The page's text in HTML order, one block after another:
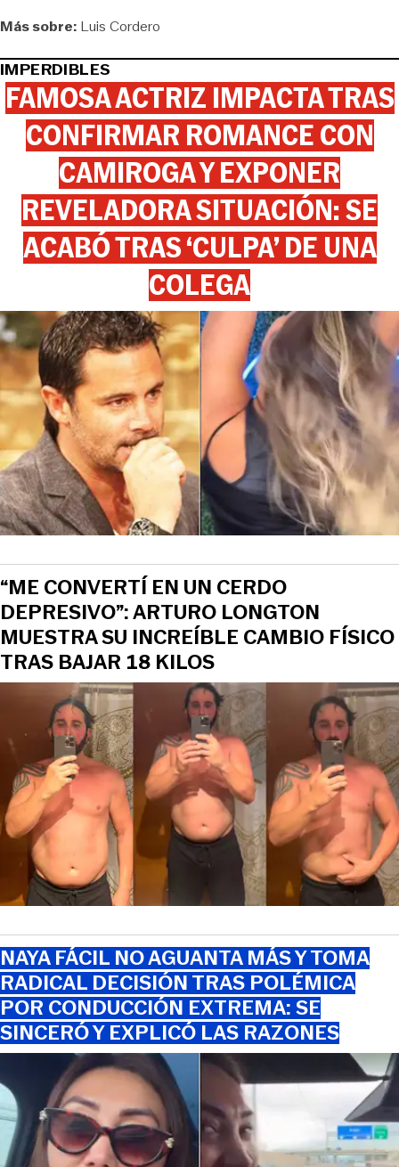
Más sobre: Luis Cordero
IMPERDIBLES
FAMOSA ACTRIZ IMPACTA TRAS
CONFIRMAR ROMANCE CON
CAMIROGA Y EXPONER
REVELADORA SITUACIÓN: SE
ACABÓ TRAS ‘CULPA’ DE UNA
COLEGA
“ME CONVERTÍ EN UN CERDO
DEPRESIVO”: ARTURO LONGTON
MUESTRA SU INCREÍBLE CAMBIO FÍSICO
TRAS BAJAR 18 KILOS
NAYA FÁCIL NO AGUANTA MÁS Y TOMA
RADICAL DECISIÓN TRAS POLÉMICA
POR CONDUCCIÓN EXTREMA: SE
SINCERÓ Y EXPLICÓ LAS RAZONES